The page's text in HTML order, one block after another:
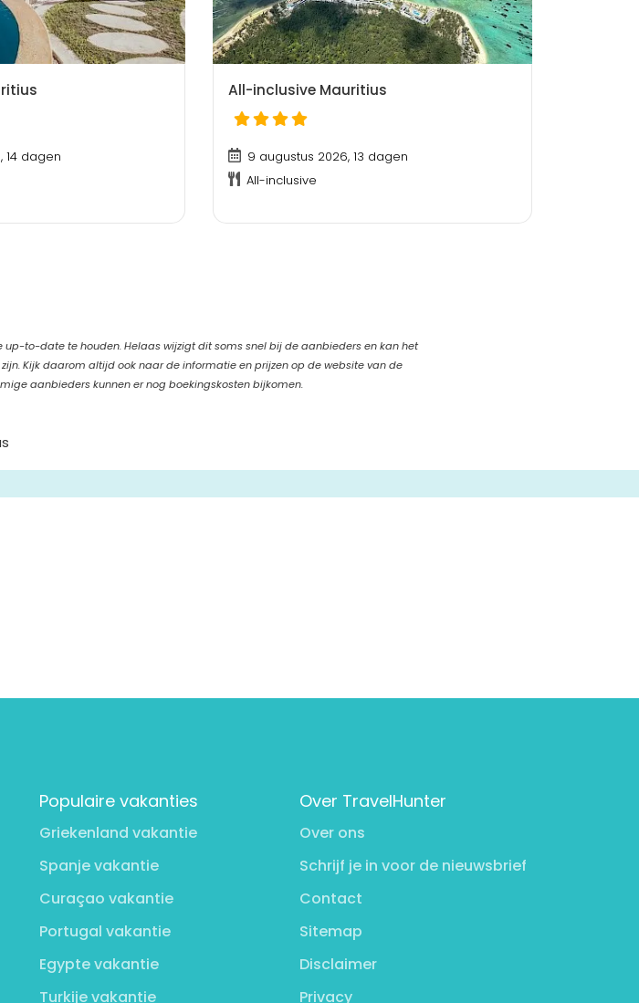
14 dagen
All-inclusive Mauritius
9 augustus 2026, 13 dagen
All-inclusive
to-date te houden. Helaas wijzigt dit soms snel bij de aanbieders en kan het
Kijk daarom altijd ook naar de informatie en prijzen op de website van de
aanbieders kunnen er nog boekingskosten bijkomen.
Populaire vakanties
Griekenland vakantie
Spanje vakantie
Curaçao vakantie
Portugal vakantie
Egypte vakantie
Turkije vakantie
Over TravelHunter
Over ons
Schrijf je in voor de nieuwsbrief
Contact
Sitemap
Disclaimer
Privacy